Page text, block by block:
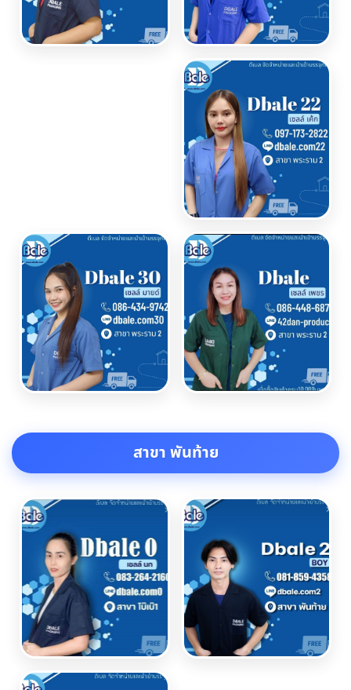
สาขา พันท้าย